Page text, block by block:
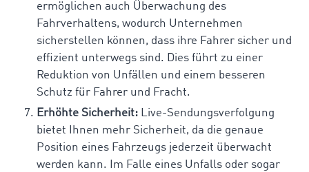
ermöglichen auch Überwachung des
Fahrverhaltens, wodurch Unternehmen
sicherstellen können, dass ihre Fahrer sicher und
effizient unterwegs sind. Dies führt zu einer
Reduktion von Unfällen und einem besseren
Schutz für Fahrer und Fracht.
Erhöhte Sicherheit: Live-Sendungsverfolgung
bietet Ihnen mehr Sicherheit, da die genaue
Position eines Fahrzeugs jederzeit überwacht
werden kann. Im Falle eines Unfalls oder sogar